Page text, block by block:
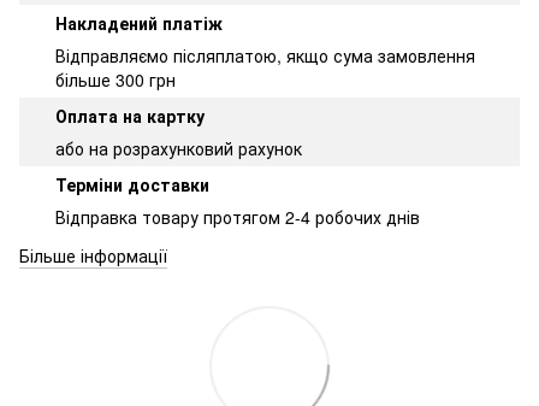
Накладений платіж
Відправляємо післяплатою, якщо сума замовлення
більше 300 грн
Оплата на картку
або на розрахунковий рахунок
Терміни доставки
Відправка товару протягом 2-4 робочих днів
Більше інформації